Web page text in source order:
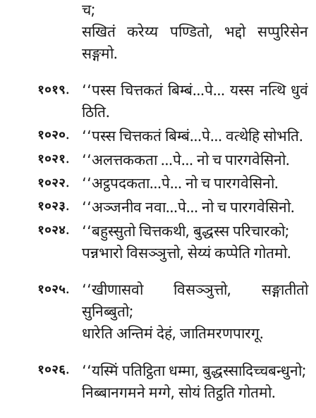
च;
सखितं करेय्य पण्डितो, भद्दो सप्पुरिसेन
सङ्गमो.
१०१९.
‘‘पस्स चित्तकतं बिम्बं…पे… यस्स नत्थि धुवं
ठिति.
१०२०. ‘‘पस्स चित्तकतं बिम्बं…पे… वत्थेहि सोभति.
१०२१. ‘‘अलत्तककता…पे… नो च पारगवेसिनो.
१०२२. ‘‘अट्ठपदकता…पे… नो च पारगवेसिनो.
१०२३. ‘‘अञ्जनीव नवा…पे… नो च पारगवेसिनो.
१०२४.
‘‘बहुस्सुतो चित्तकथी, बुद्धस्स परिचारको;
पन्नभारो विसञ्ञुत्तो, सेय्यं कप्पेति गोतमो.
१०२५.
‘‘खीणासवो विसञ्ञुत्तो, सङ्गातीतो
सुनिब्बुतो;
धारेति अन्तिमं देहं, जातिमरणपारगू.
१०२६. ‘‘यस्मिंपतिट्ठिता धम्मा, बुद्धस्सादिच्चबन्धुनो;
निब्बानगमने मग्गे, सोयं तिट्ठति गोतमो.